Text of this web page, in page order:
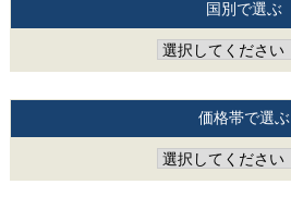
国別で選ぶ
価格帯で選ぶ